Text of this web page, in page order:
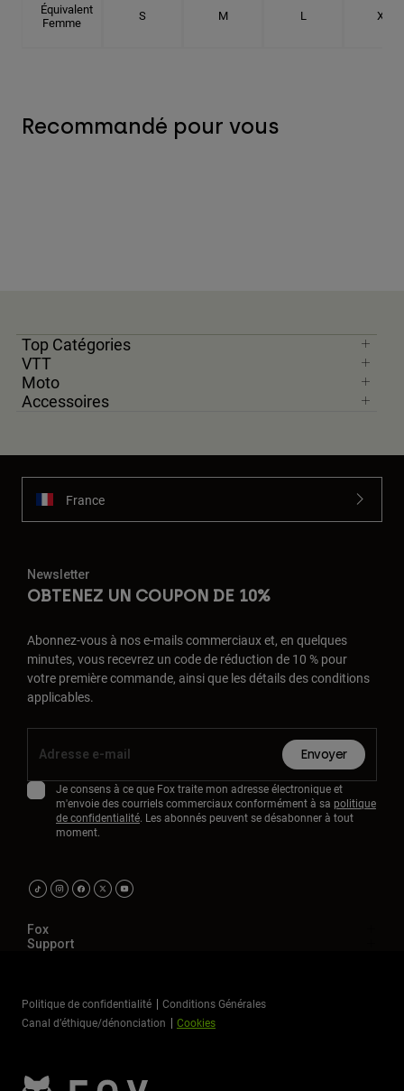
Équivalent
Femme
S M L XL
Recommandé pour vous
Top Catégories
VTT
Moto
Accessoires
France
Newsletter
OBTENEZ UN COUPON DE 10%
Abonnez-vous à nos e-mails commerciaux et, en quelques
minutes, vous recevrez un code de réduction de 10 % pour
votre première commande, ainsi que les détails des conditions
applicables.
Envoyer
Je consens à ce que Fox traite mon adresse électronique et
m'envoie des courriels commerciaux conformément à sa politique
de confidentialité. Les abonnés peuvent se désabonner à tout
moment.
Fox
Support
Politique de confidentialité
Conditions Générales
Canal d’éthique/dénonciation
Cookies